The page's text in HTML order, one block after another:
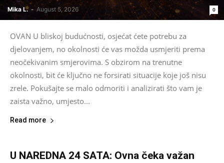
Mika L. - August 5, 2026 0
OVAN U bliskoj budućnosti, osjećat ćete potrebu za
djelovanjem, no okolnosti će vas možda usmjeriti prema
neočekivanim smjerovima. S obzirom na trenutne
okolnosti, bit će ključno ne forsirati situacije koje još nisu
zrele. Pokušajte se malo odmoriti i analizirati što vam je
zaista važno, umjesto...
Read more
U NAREDNA 24 SATA: Ovna čeka važan